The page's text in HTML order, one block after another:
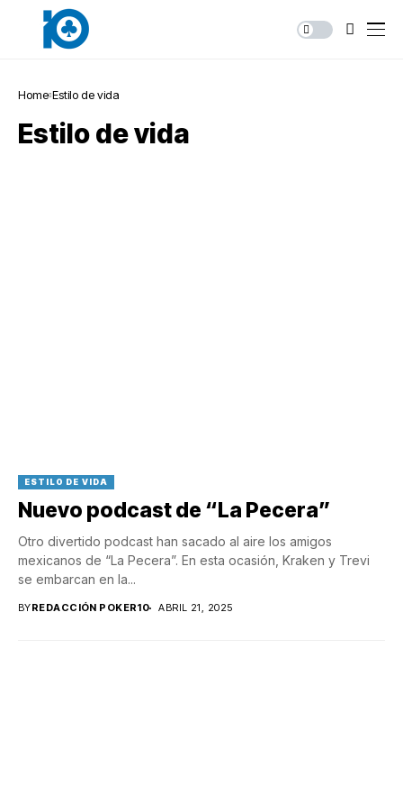
Home Estilo de vida
Estilo de vida
ESTILO DE VIDA
Nuevo podcast de “La Pecera”
Otro divertido podcast han sacado al aire los amigos
mexicanos de “La Pecera”. En esta ocasión, Kraken y Trevi
se embarcan en la...
BYREDACCIÓN POKER10 ABRIL 21, 2025